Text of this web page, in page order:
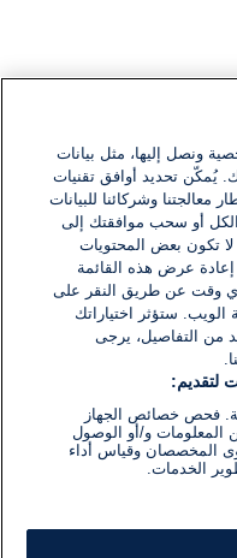
كن الأول!
ونصل إليها، مثل بيانات
يُمكّن تحديد أوافق تقنيات
وشركائنا للبيانات
أو سحب موافقتك إلى
لا تكون بعض المحتويات
إعادة عرض هذه القائمة
أي وقت عن طريق النقر على
ستؤثر اختياراتك
من التفاصيل، يرجى
لتقديم:
فحص خصائص الجهاز
المعلومات و/أو الوصول
المخصصان وقياس أداء
الخدمات.